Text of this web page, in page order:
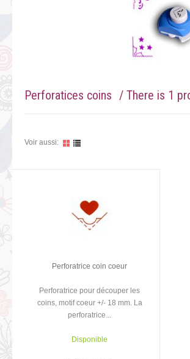
Perforatices coins / There is 1
Voir aussi:
Perforatrice coin coeur
Perforatrice pour découper les
coins, motif coeur +/- 18 mm. La
perforatrice...
Disponible